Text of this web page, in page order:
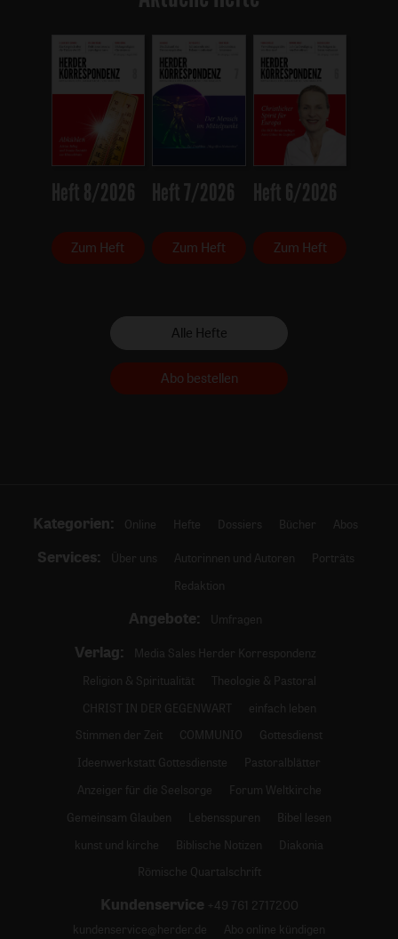
Heft 8/2026
Zum Heft
Heft 7/2026
Zum Heft
Heft 6/2026
Zum Heft
Alle Hefte
Abo bestellen
Kategorien: Online Hefte Dossiers Bücher Abos
Services: Über uns Autorinnen und Autoren
Porträts
Redaktion
Angebote: Umfragen
Verlag:
Media Sales Herder Korrespondenz
Religion & Spiritualität
Theologie & Pastoral
CHRIST IN DER GEGENWART
einfach leben
Stimmen der Zeit
COMMUNIO
Gottesdienst
Ideenwerkstatt Gottesdienste
Pastoralblätter
Anzeiger für die Seelsorge
Forum Weltkirche
Gemeinsam Glauben
Lebensspuren
Bibel lesen
kunst und kirche
Biblische Notizen
Diakonia
Römische Quartalschrift
Kundenservice +49 761 2717200
kundenservice@herder.de
Abo online kündigen